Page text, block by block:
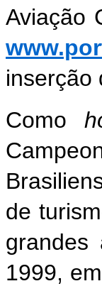
Aviação
inserção
Como
de
grandes
1999,